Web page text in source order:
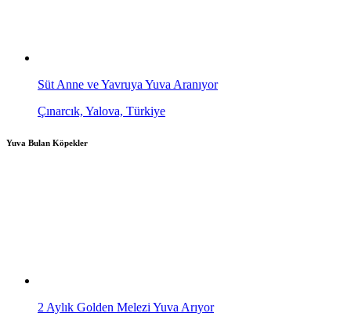
Süt Anne ve Yavruya Yuva Aranıyor
Çınarcık, Yalova, Türkiye
Yuva Bulan Köpekler
2 Aylık Golden Melezi Yuva Arıyor